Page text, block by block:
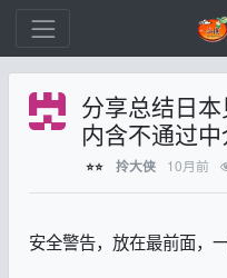
分享总结日本
内含不通过
⭐⭐ 拎大侠 10月前
安全警告，放在最前面，